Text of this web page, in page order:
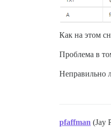
Как на этом
Проблема в
Неправильно
pfaffman (Jay